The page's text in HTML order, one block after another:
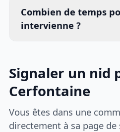
Combien de temps
intervienne ?
Signaler un nid
Cerfontaine
Vous êtes dans une
directement à sa page